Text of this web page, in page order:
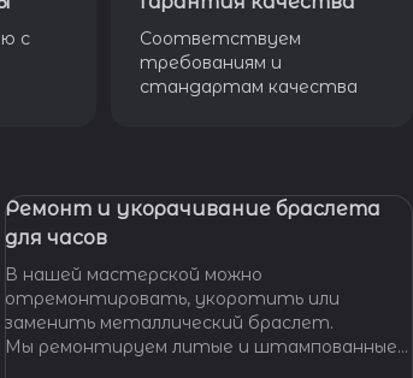
с
Соответствуем
требованиям и
стандартам качества
Ремонт и укорачивание браслета
для часов
В нашей мастерской можно
отремонтировать, укоротить или
заменить металлический браслет.
Мы ремонтируем литые и штампованные